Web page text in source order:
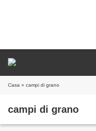
Casa » campi di grano
campi di grano